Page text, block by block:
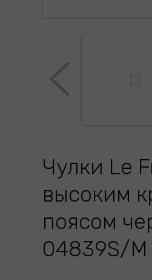
Чулки Le
высоким
поясом
04839S/M